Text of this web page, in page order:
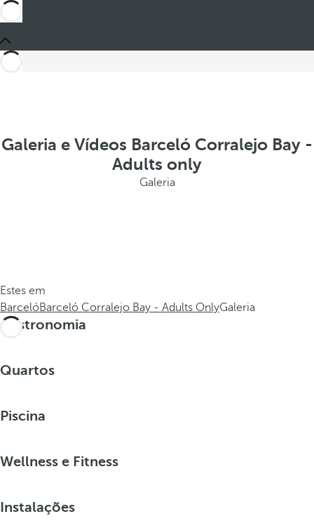
Galeria e Vídeos Barceló Corralejo Bay -
Adults only
Galeria
Estes em
BarcelóBarceló Corralejo Bay - Adults OnlyGaleria
Gastronomia
Quartos
Piscina
Wellness e Fitness
Instalações